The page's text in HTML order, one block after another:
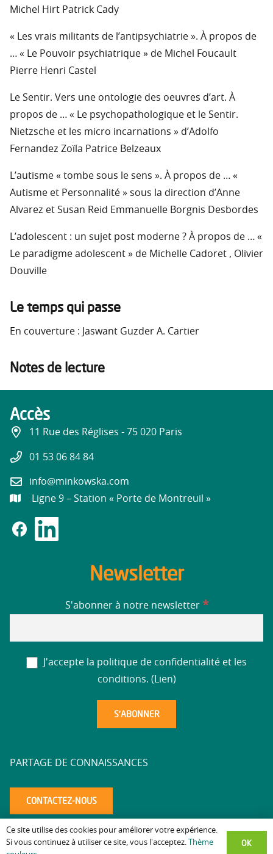
Michel Hirt Patrick Cady
« Les vrais militants de l’antipsychiatrie ». À propos de
… « Le Pouvoir psychiatrique » de Michel Foucault
Pierre Henri Castel
Le Sentir. Vers une ontologie des oeuvres d’art. À
propos de … « Le psychopathologique et le Sentir.
Nietzsche et les micro incarnations » d’Adolfo
Fernandez Zoïla Patrice Belzeaux
L’autisme « tombe sous le sens ». À propos de … «
Autisme et Personnalité » sous la direction d’Anne
Alvarez et Susan Reid Emmanuelle Borgnis Desbordes
L’adolescent : un sujet post moderne ? À propos de … «
Le paradigme adolescent » de Michelle Cadoret , Olivier
Douville
Le temps qui passe
En couverture : Jaswant Guzder A. Cartier
Notes de lecture
Accès
11 Rue des Réglises - 75 020 Paris
01 53 06 84 84
info@minkowska.com
Ligne 9 – Station « Porte de Montreuil »
Newsletter
S'abonner à notre newsletter *
J'accepte la politique de confidentialité et les
conditions. ( Lien)
PARTAGE DE CONNAISSANCES
CONTACTEZ-NOUS
Mentions légales–Politique de confidentialité–Accessibilité–
Ce site utilise des cookies pour améliorer votre expérience.
Si vous continuez à utiliser ce site, vous l'acceptez.
Thème
OK